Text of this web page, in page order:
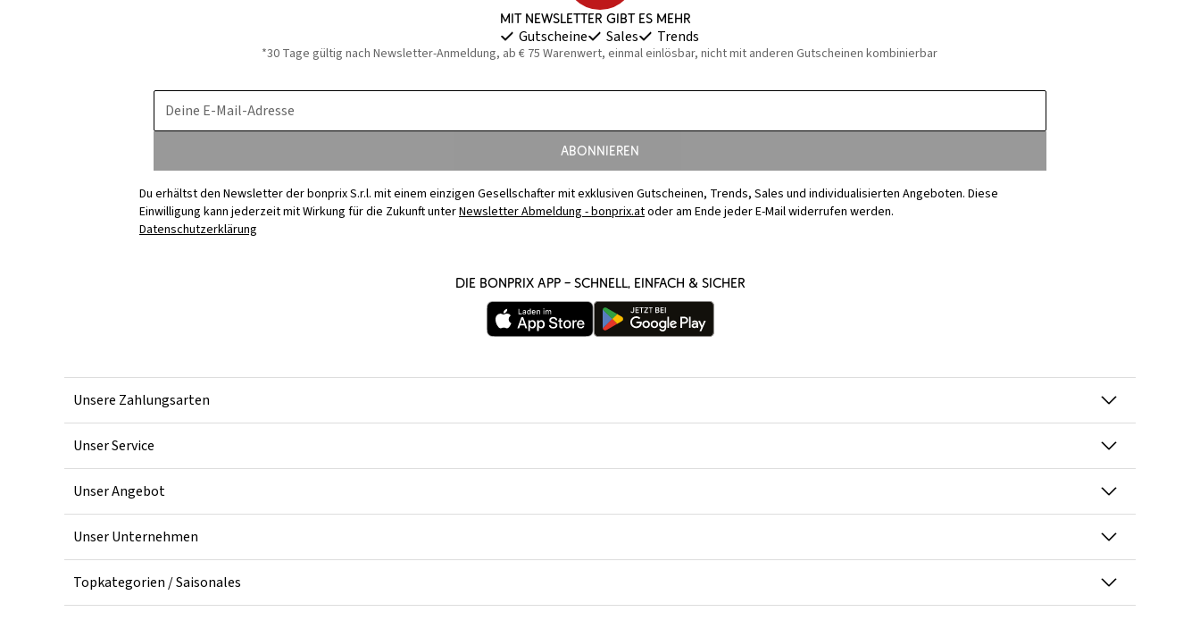
Mit Newsletter gibt es mehr
Gutscheine Sales Trends
*30 Tage gültig nach Newsletter-Anmeldung, ab € 75 Warenwert, einmal einlösbar, nicht mit anderen Gutscheinen kombinierbar
Deine E-Mail-Adresse
Abonnieren
Du erhältst den Newsletter der bonprix S.r.l. mit einem einzigen Gesellschafter mit exklusiven Gutscheinen, Trends, Sales und individualisierten Angeboten. Diese
Einwilligung kann jederzeit mit Wirkung für die Zukunft unterNewsletter Abmeldung - bonprix.atoder am Ende jeder E-Mail widerrufen werden.
Datenschutzerklärung
Die bonprix App – schnell, einfach & sicher
Unsere Zahlungsarten
Unser Service
Unser Angebot
Unser Unternehmen
Topkategorien / Saisonales